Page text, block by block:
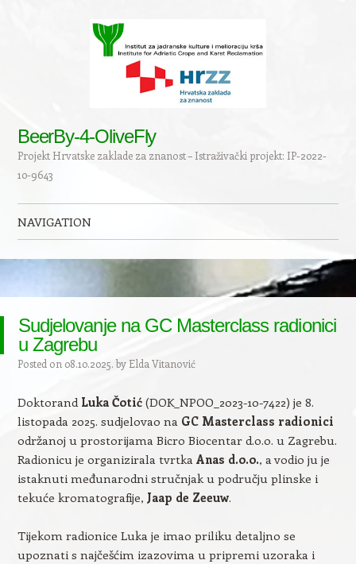
BeerBy-4-OliveFly
Projekt Hrvatske zaklade za znanost – Istraživački projekt: IP-2022-
10-9643
NAVIGATION
Sudjelovanje na GC Masterclass radionici
u Zagrebu
Posted on 08.10.2025. byElda Vitanović
Doktorand Luka Čotić(DOK_NPOO_2023-10-7422) je 8.
listopada 2025. sudjelovao na GC Masterclass radionici
održanoj u prostorijama Bicro Biocentar d.o.o. u Zagrebu.
Radionicu je organizirala tvrtka Anas d.o.o., a vodio ju je
istaknuti međunarodni stručnjak u području plinske i
tekuće kromatografije, Jaap de Zeeuw.
Tijekom radionice Luka je imao priliku detaljno se
upoznati s najčešćim izazovima u pripremi uzoraka i